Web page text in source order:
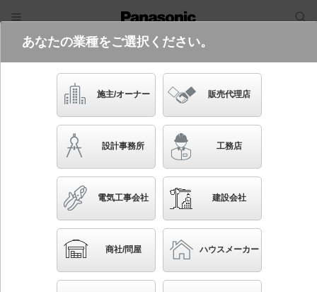
電気・建築設備（ビジネス）
照明器具検索
品番・キーワード
関連商品検索 埋込穴が□450以外
条件を選び直す
1218件 ◀ 1/122 ▼ ▶
あなたの業種をご選択ください。
施主/オーナー 販売代理店
設計事務所 工務店
電気工事会社 建設会社
商社/問屋 ハウスメーカー